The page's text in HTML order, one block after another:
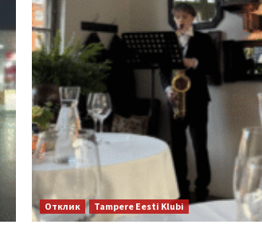
Отклик Tampere Eesti Klubi